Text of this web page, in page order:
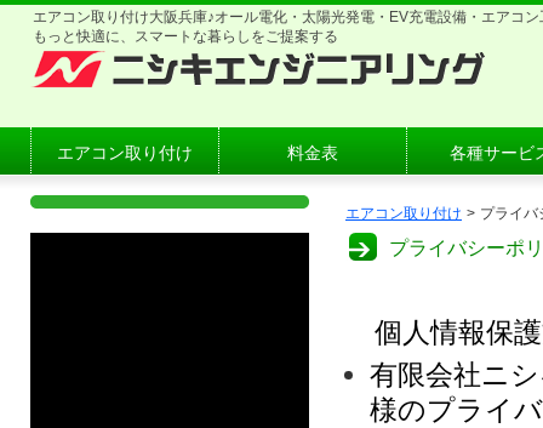
エアコン取り付け大阪兵庫♪オール電化・太陽光発電・EV充電設備・エアコ
もっと快適に、スマートな暮らしをご提案する
エアコン取り付け 料金表 各種サービ
エアコン取り付け > プライバ
プライバシーポ
個人情報保
有限会社ニ
様のプライ